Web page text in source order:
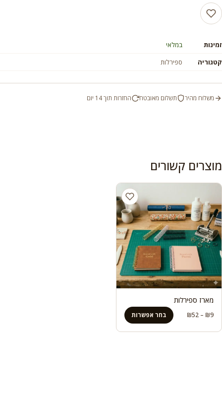
זמינות
במלאי
קטגוריה
ספירלות
משלוח מהיר תשלום מאובטח החזרות תוך 14 יום
מוצרים קשורים
מארז ספירלות
₪9
–
₪52
מחירים:
בחר אפשרות